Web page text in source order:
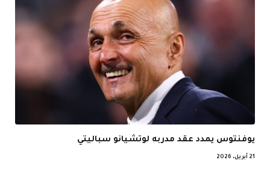
يوفنتوس يمدد عقد مدربه لوتشيانو سباليتي
21 أبريل، 2026